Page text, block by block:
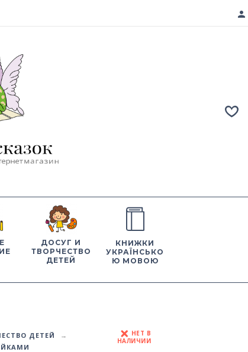
ДОСУГ И
ТВОРЧЕСТВО
ДЕТЕЙ
КНИЖКИ
УКРАЇНСЬКО
Ю МОВОЮ
ДЕТЕЙ
НЕТ В
НАЛИЧИИ